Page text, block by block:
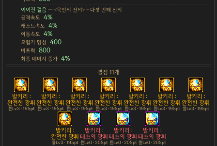
이어진 걸음— <묵언의 진의> - 다섯 번째 진의
공격속도
4%
캐스트속도 4%
이동속도 4%
모험가 명성 400
버프력 800
최종 데미지 증가 4%
결정 11개
발키리 :
완전한 광휘
튠Lv3 · 195pt
발키리 :
완전한 광휘
튠Lv3 · 195pt
발키리 :
완전한 광휘
튠Lv3 · 195pt
발키리 :
완전한 광휘
튠Lv3 · 195pt
발키리 :
완전한 광휘
튠Lv3 · 195pt
발키리 :
완전한 광휘
튠Lv3 · 195pt
발키리 :
완전한 광휘
튠Lv3 · 195pt
발키리 :
완전한 광휘
튠Lv3 · 195pt
발키리 :
태초의 광휘
튠Lv0 · 205pt
발키리 :
태초의 광휘
튠Lv0 · 205pt
발키리 :
태초의 광휘
튠Lv0 · 205pt